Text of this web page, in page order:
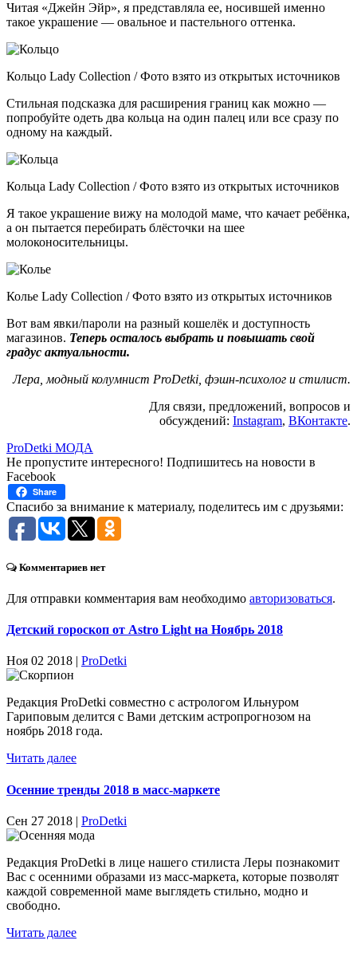
Читая «Джейн Эйр», я представляла ее, носившей именно
такое украшение — овальное и пастельного оттенка.
Кольцо Lady Collection / Фото взято из открытых источников
Стильная подсказка для расширения границ как можно —
попробуйте одеть два кольца на один палец или все сразу по
одному на каждый.
Кольца Lady Collection / Фото взято из открытых источников
Я такое украшение вижу на молодой маме, что качает ребёнка,
а он пытается перебирать блёсточки на шее
молоконосительницы.
Колье Lady Collection / Фото взято из открытых источников
Вот вам явки/пароли на разный кошелёк и доступность
магазинов. Теперь осталось выбрать и повышать свой
градус актуальности.
Лера, модный колумнист ProDetki, фэшн-психолог и стилист.
Для связи, предложений, вопросов и
обсуждений: Instagram, ВКонтакте.
ProDetki МОДА
Не пропустите интересного! Подпишитесь на новости в
Facebook
Share
Спасибо за внимание к материалу, поделитесь им с друзьями:
Комментариев нет
Для отправки комментария вам необходимо авторизоваться.
Детский гороскоп от Astro Light на Ноябрь 2018
Ноя 02 2018 | ProDetki
Редакция ProDetki совместно с астрологом Ильнуром
Гариповым делится с Вами детским астропрогнозом на
ноябрь 2018 года.
Читать далее
Осенние тренды 2018 в масс-маркете
Сен 27 2018 | ProDetki
Редакция ProDetki в лице нашего стилиста Леры познакомит
Вас с осенними образами из масс-маркета, которые позволят
каждой современной маме выглядеть стильно, модно и
свободно.
Читать далее